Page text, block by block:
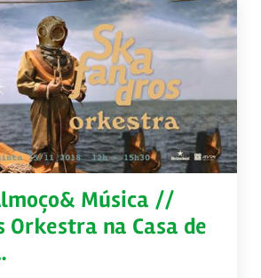
Música //
Orkestra na Casa de